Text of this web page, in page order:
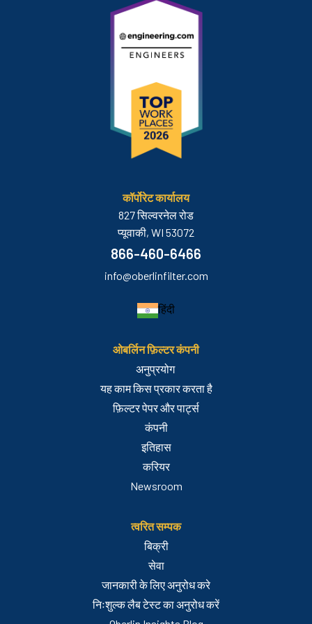
कॉर्पोरेट कार्यालय
827 सिल्वरनेल रोड
प्यूवाकी, WI 53072
866-460-6466
info@oberlinfilter.com
हिंदी
ओबर्लिन फ़िल्टर कंपनी
अनुप्रयोग
यह काम किस प्रकार करता है
फ़िल्टर पेपर और पार्ट्स
कंपनी
इतिहास
करियर
Newsroom
त्वरित सम्पक
बिक्री
सेवा
जानकारी के लिए अनुरोध करे
निःशुल्क लैब टेस्ट का अनुरोध करें